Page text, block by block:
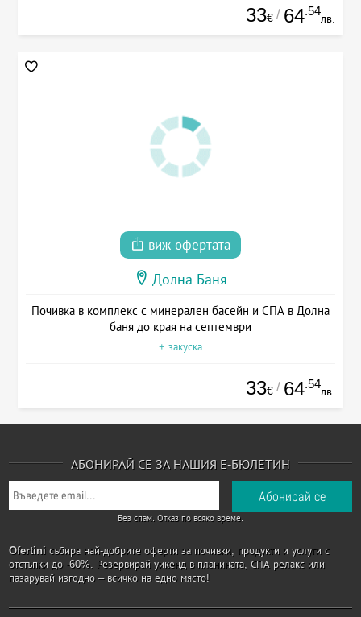
33€ / 64.54
лв.
виж офертата
Долна Баня
Почивка в комплекс с минерален басейн и СПА в Долна
баня до края на септември
+ закуска
33€ / 64.54
лв.
АБОНИРАЙ СЕ ЗА НАШИЯ Е-БЮЛЕТИН
Без спам. Отказ по всяко време.
Ofertini събира най-добрите оферти за почивки, продукти и услуги с
отстъпки до -60%. Резервирай уикенд в планината, СПА релакс или
пазарувай изгодно – всичко на едно място!